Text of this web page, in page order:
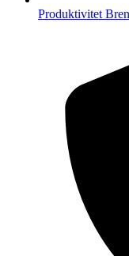
Produktivitet